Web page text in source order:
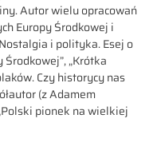
Autor wielu opracowań
Europy Środkowej i
i polityka. Esej o
„Krótka
Czy historycy nas
(z Adamem
pionek na wielkiej